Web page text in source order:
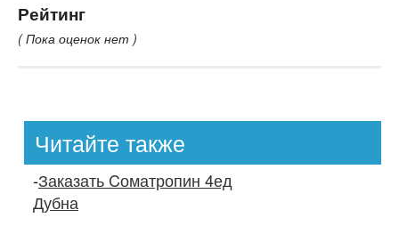
Рейтинг
( Пока оценок нет )
Читайте также
-Заказать Cоматропин 4ед
Дубна